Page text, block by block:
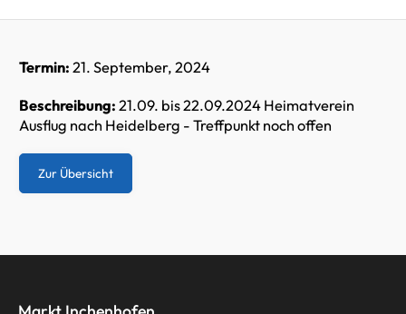
Termin: 21. September, 2024
Beschreibung: 21.09. bis 22.09.2024 Heimatverein
Ausflug nach Heidelberg - Treffpunkt noch offen
Zur Übersicht